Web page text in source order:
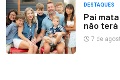
DESTAQUES
Pai
não
7 de